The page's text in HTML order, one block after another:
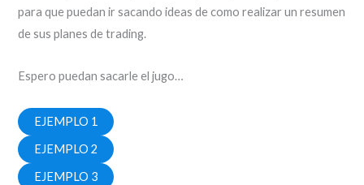
para que puedan ir sacando ideas de como realizar un resumen
de sus planes de trading.
Espero puedan sacarle el jugo…
EJEMPLO 1
EJEMPLO 2
EJEMPLO 3